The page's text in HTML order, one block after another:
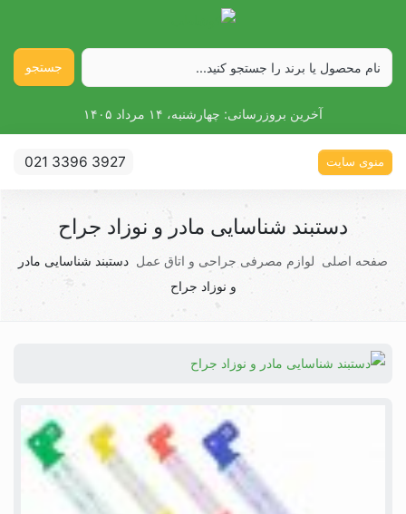
جستجو
آخرین بروزرسانی: چهارشنبه، ۱۴ مرداد ۱۴۰۵
منوی سایت 021 3396 3927
دستبند شناسایی مادر و نوزاد جراح
صفحه اصلی لوازم مصرفی جراحی و اتاق عمل دستبند شناسایی مادر
و نوزاد جراح